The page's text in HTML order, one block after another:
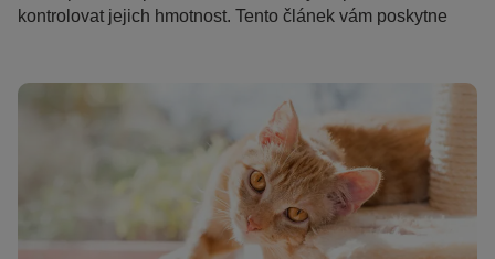
kontrolovat jejich hmotnost. Tento článek vám poskytne
pozor při vážení vašeho malého tygříka.